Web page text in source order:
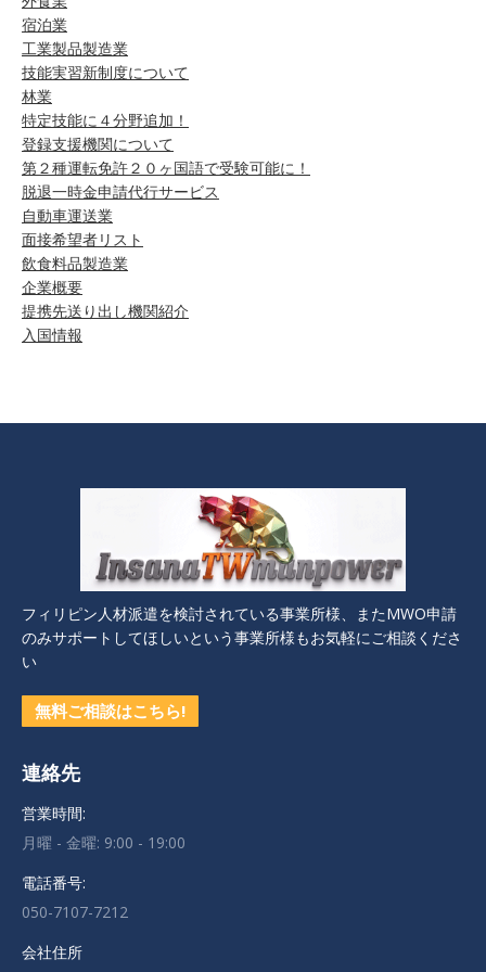
宿泊業
工業製品製造業
技能実習新制度について
林業
特定技能に４分野追加！
登録支援機関について
第２種運転免許２０ヶ国語で受験可能に！
脱退一時金申請代行サービス
自動車運送業
面接希望者リスト
飲食料品製造業
企業概要
提携先送り出し機関紹介
入国情報
フィリピン人材派遣を検討されている事業所様、またMWO申請
のみサポートしてほしいという事業所様もお気軽にご相談くださ
い
無料ご相談はこちら!
連絡先
営業時間:
月曜 - 金曜: 9:00 - 19:00
電話番号:
050-7107-7212
会社住所